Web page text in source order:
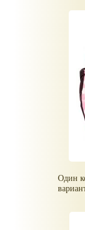
Один